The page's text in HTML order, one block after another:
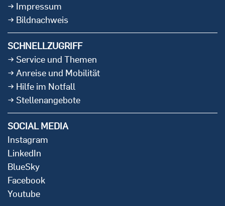
Impressum
Bildnachweis
SCHNELLZUGRIFF
Service und Themen
Anreise und Mobilität
Hilfe im Notfall
Stellenangebote
SOCIAL MEDIA
Instagram
LinkedIn
BlueSky
Facebook
Youtube